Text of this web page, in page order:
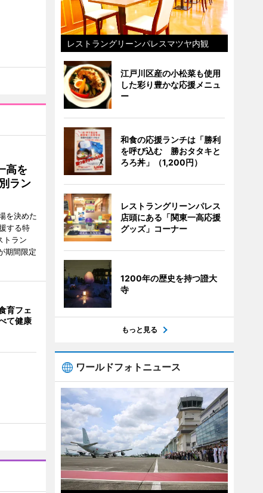
高を
ラン
を決めた
する特
トラン
期間限定
育フェ
て健康
レストラングリーンパレスマツヤ内観
江戸川区産の小松菜も使用
した彩り豊かな応援メニュ
ー
和食の応援ランチは「勝利
を呼び込む 勝おタタキと
ろろ丼」（1,200円）
レストラングリーンパレス
店頭にある「関東一高応援
グッズ」コーナー
1200年の歴史を持つ證大
寺
もっと見る
ワールドフォトニュース